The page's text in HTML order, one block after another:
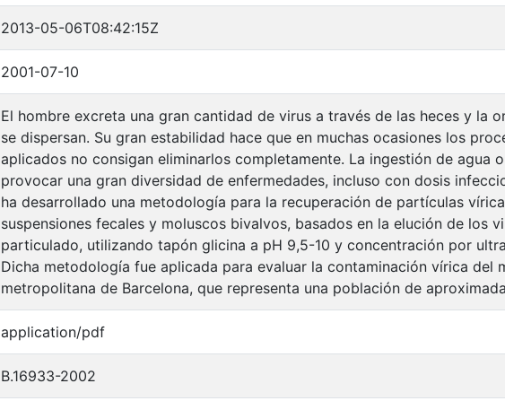
2013-05-06T08:42:15Z
2001-07-10
El hombre excreta una gran cantidad de virus a través de las heces y la
se dispersan. Su gran estabilidad hace que en muchas ocasiones los
aplicados no consigan eliminarlos completamente. La ingestión de agua
provocar una gran diversidad de enfermedades, incluso con dosis
ha desarrollado una metodología para la recuperación de partículas
suspensiones fecales y moluscos bivalvos, basados en la elución de los
particulado, utilizando tapón glicina a pH 9,5-10 y concentración por
Dicha metodología fue aplicada para evaluar la contaminación vírica del
metropolitana de Barcelona, que representa una población de
application/pdf
B.16933-2002